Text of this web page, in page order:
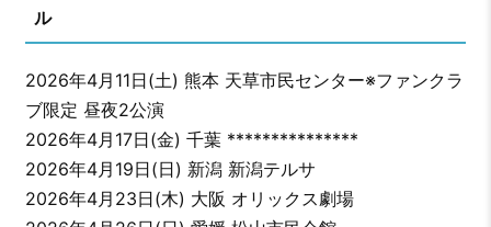
ル
2026年4月11日(土) 熊本 天草市民センター※ファンクラ
ブ限定 昼夜2公演
2026年4月17日(金) 千葉 ***************
2026年4月19日(日) 新潟 新潟テルサ
2026年4月23日(木) 大阪 オリックス劇場